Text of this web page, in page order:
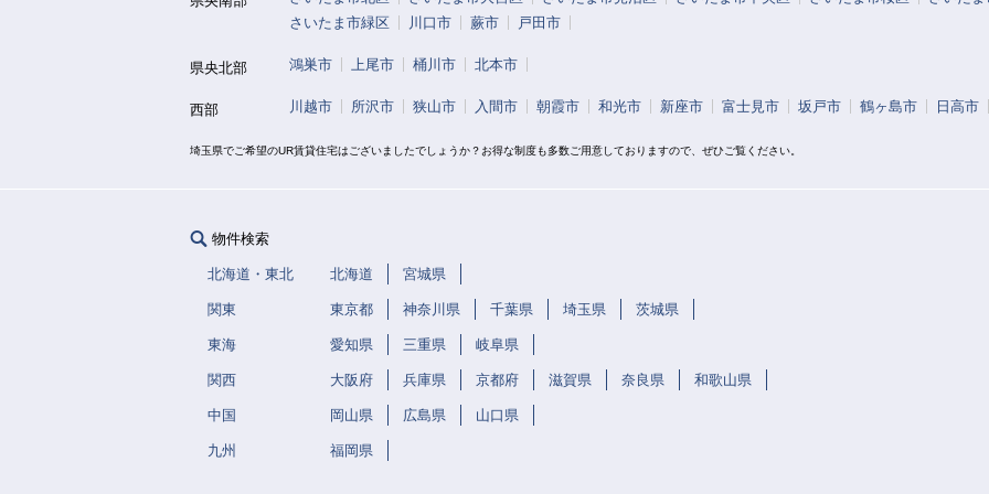
さいたま市緑区
川口市 蕨市 戸田市
県央北部 鴻巣市 上尾市 桶川市 北本市
西部 川越市 所沢市 狭山市 入間市 朝霞市 和光市 新座市 富士見市 坂戸市 鶴ヶ島市 日高市
埼玉県でご希望のUR賃貸住宅はございましたでしょうか？お得な制度も多数ご用意しておりますので、ぜひご覧ください。
物件検索
北海道・東北 北海道 宮城県
関東 東京都 神奈川県 千葉県 埼玉県 茨城県
東海 愛知県 三重県 岐阜県
関西 大阪府 兵庫県 京都府 滋賀県 奈良県 和歌山県
中国 岡山県 広島県 山口県
九州 福岡県